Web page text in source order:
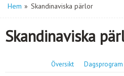
Hem » Skandinaviska pärlor
Skandinaviska
Översikt Dagsprogram